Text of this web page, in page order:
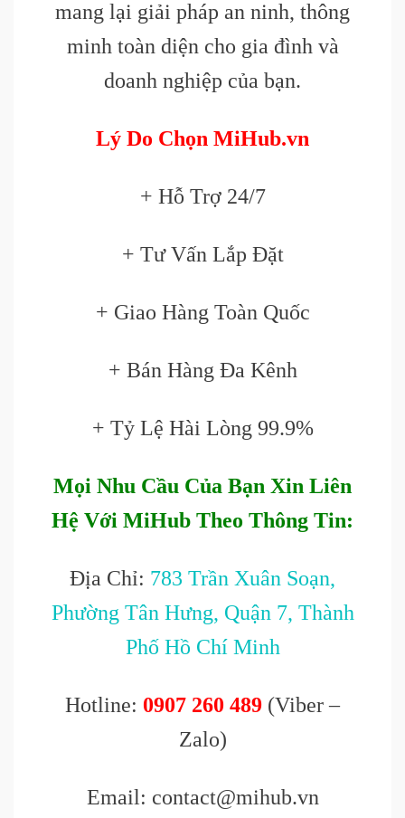
mang lại giải pháp an ninh, thông
minh toàn diện cho gia đình và
doanh nghiệp của bạn.
Lý Do Chọn MiHub.vn
+ Hỗ Trợ 24/7
+ Tư Vấn Lắp Đặt
+ Giao Hàng Toàn Quốc
+ Bán Hàng Đa Kênh
+ Tỷ Lệ Hài Lòng 99.9%
Mọi Nhu Cầu Của Bạn Xin Liên
Hệ Với MiHub Theo Thông Tin:
Địa Chỉ: 783 Trần Xuân Soạn,
Phường Tân Hưng, Quận 7, Thành
Phố Hồ Chí Minh
Hotline: 0907 260 489 (Viber –
Zalo)
Email: contact@mihub.vn